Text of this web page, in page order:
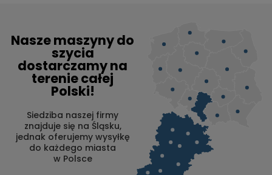
Nasze maszyny do
szycia
dostarczamy na
terenie całej
Polski!
Siedziba naszej firmy
znajduje się na Śląsku,
jednak oferujemy wysyłkę
do każdego miasta
w Polsce